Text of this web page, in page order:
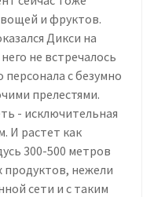
и фруктов.
Дикси на
не встречалось
с безумно
прелестями.
- исключительная
И растет как
300-500 метров
продуктов, нежели
сети и с таким